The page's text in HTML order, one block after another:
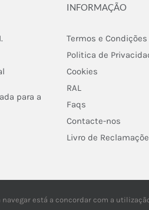
para a
INFORMAÇÃO
Termos e Condições
Politica de
Cookies
RAL
Faqs
Contacte-nos
Livro de
Copyright ©
navegar está a concordar com a